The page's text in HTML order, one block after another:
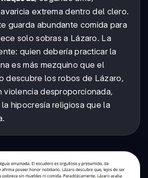
extrema dentro del clero.
guarda abundante comida para
solo sobras a Lázaro. La
quien debería practicar la
es más mezquino que el
descubre los robos de Lázaro,
violencia desproporcionada,
hipocresía religiosa que la